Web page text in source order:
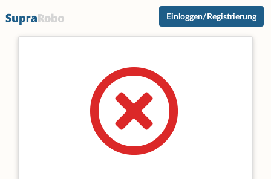
Einloggen/Registrierung